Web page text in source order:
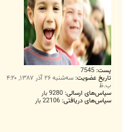
پست: 7545
تاریخ عضویت: سه‌شنبه ۲۶ آذر ۱۳۸۷, ۴:۲۰
ب.ظ
سپاس‌های ارسالی: 9280 بار
سپاس‌های دریافتی: 22106 بار